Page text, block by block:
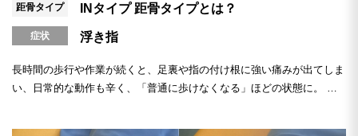
距骨タイプ INタイプ 距骨タイプとは？
症状 浮き指
長時間の歩行や作業が続くと、足裏や指の付け根に強い痛みが出てしま
い、日常的な動作も辛く、「普通に歩けなくなる」ほどの状態に。 当